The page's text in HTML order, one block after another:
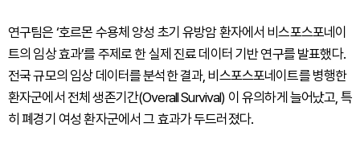
연구팀은 ‘호르몬 수용체 양성 초기 유방암 환자에서 비스포스포네이
트의 임상 효과’를 주제로 한 실제 진료 데이터 기반 연구를 발표했다.
전국 규모의 임상 데이터를 분석한 결과, 비스포스포네이트를 병행한
환자군에서 전체 생존기간(Overall Survival) 이 유의하게 늘어났고, 특
히 폐경기 여성 환자군에서 그 효과가 두드러졌다.